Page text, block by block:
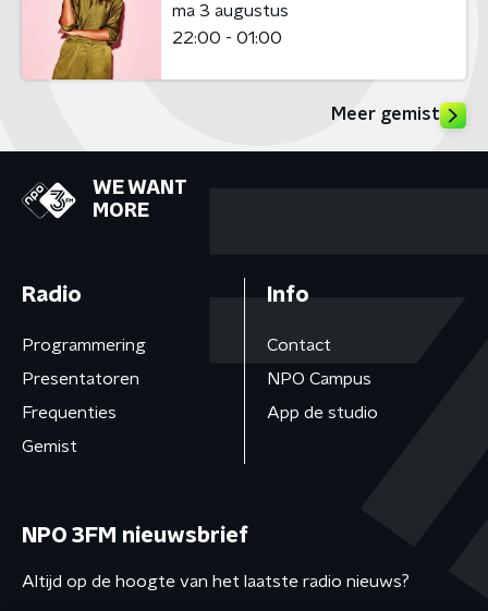
ma 3 augustus
22:00 - 01:00
Meer gemist
WE WANT
MORE
Radio
Programmering
Presentatoren
Frequenties
Gemist
Info
Contact
NPO Campus
App de studio
NPO 3FM nieuwsbrief
Altijd op de hoogte van het laatste radio nieuws?